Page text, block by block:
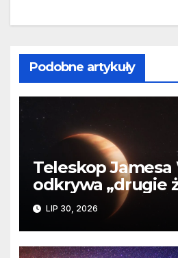
Podobne artykuły
Teleskop Jamesa
odkrywa „drugie
planety krążącej
martwej gwiazdy
LIP 30, 2026